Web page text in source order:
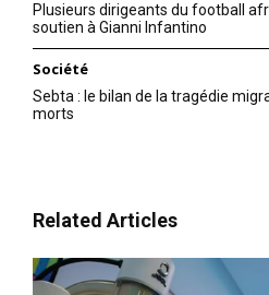
Plusieurs dirigeants du football
soutien à Gianni Infantino
Société
Sebta : le bilan de la tragédie
morts
Related Articles